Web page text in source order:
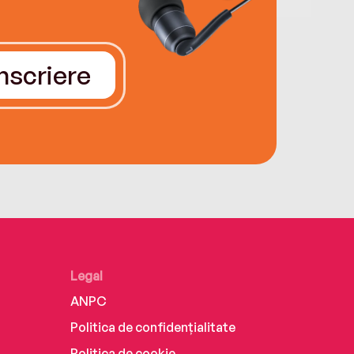
Legal
ANPC
Politica de confidențialitate